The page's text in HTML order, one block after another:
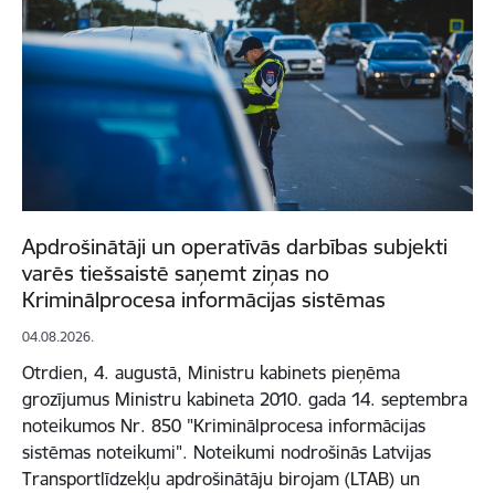
Apdrošinātāji un operatīvās darbības subjekti
varēs tiešsaistē saņemt ziņas no
Kriminālprocesa informācijas sistēmas
04.08.2026.
Otrdien, 4. augustā, Ministru kabinets pieņēma
grozījumus Ministru kabineta 2010. gada 14. septembra
noteikumos Nr. 850 "Kriminālprocesa informācijas
sistēmas noteikumi". Noteikumi nodrošinās Latvijas
Transportlīdzekļu apdrošinātāju birojam (LTAB) un